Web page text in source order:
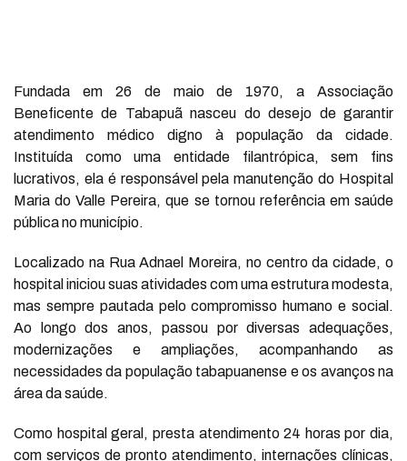
Fundada em 26 de maio de 1970, a Associação
Beneficente de Tabapuã nasceu do desejo de garantir
atendimento médico digno à população da cidade.
Instituída como uma entidade filantrópica, sem fins
lucrativos, ela é responsável pela manutenção do Hospital
Maria do Valle Pereira, que se tornou referência em saúde
pública no município.
Localizado na Rua Adnael Moreira, no centro da cidade, o
hospital iniciou suas atividades com uma estrutura modesta,
mas sempre pautada pelo compromisso humano e social.
Ao longo dos anos, passou por diversas adequações,
modernizações e ampliações, acompanhando as
necessidades da população tabapuanense e os avanços na
área da saúde.
Como hospital geral, presta atendimento 24 horas por dia,
com serviços de pronto atendimento, internações clínicas,